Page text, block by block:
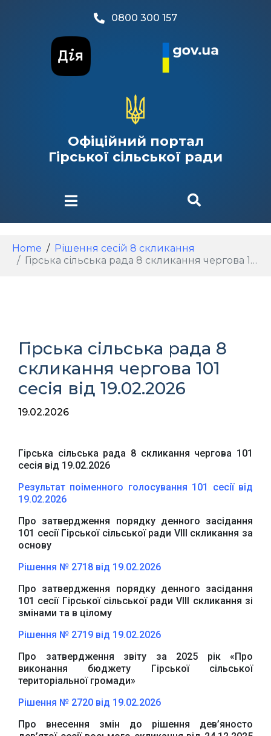
0800 300 157
Офіційний портал
Гірської сільської ради
Home
Рішення сесій 8 скликання
Гірська сільська рада 8 скликання чергова 101 сесія від 19.02.2026
Гірська сільська рада 8
скликання чергова 101
сесія від 19.02.2026
19.02.2026
Гірська сільська рада 8 скликання чергова 101
сесія від 19.02.2026
Результат поіменного голосування 101 сесії від
19.02.2026
Про затвердження порядку денного засідання
101 сесії Гірської сільської ради VІІІ скликання за
основу
Рішення № 2718 від 19.02.2026
Про затвердження порядку денного засідання
101 сесії Гірської сільської ради VІІІ скликання зі
змінами та в цілому
Рішення № 2719 від 19.02.2026
Про затвердження звіту за 2025 рік «Про
виконання бюджету Гірської сільської
територіальної громади»
Рішення № 2720 від 19.02.2026
Про внесення змін до рішення дев’яносто